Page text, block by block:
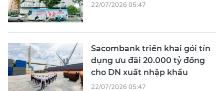
22/07/2026 05:47
Sacombank triển khai gói tín
dụng ưu đãi 20.000 tỷ đồng
cho DN xuất nhập khẩu
22/07/2026 05:47